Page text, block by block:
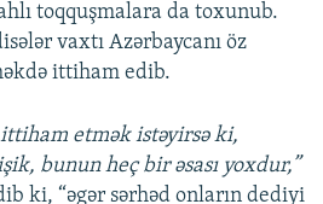
toqquşmalara da toxunub.
vaxtı Azərbaycanı öz
ittiham edib.
etmək istəyirsə ki,
bunun heç bir əsası yoxdur,”
ki, “əgər sərhəd onların dediyi